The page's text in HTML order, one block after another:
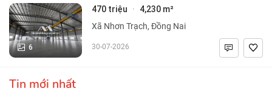
6
470 triệu · 4,230 m²
Xã Nhơn Trạch, Đồng Nai
30-07-2026
Tin mới nhất